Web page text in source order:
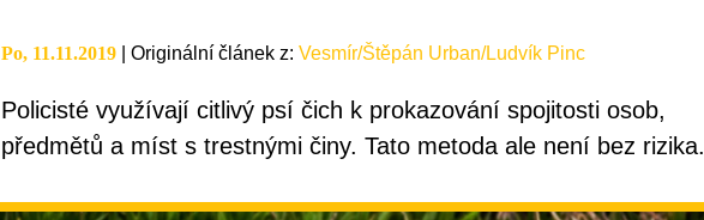
Po, 11.11.2019 Originální článek z: Vesmír/Štěpán Urban/Ludvík Pinc
Policisté využívají citlivý psí čich k prokazování spojitosti osob,
předmětů a míst s trestnými činy. Tato metoda ale není bez rizika.